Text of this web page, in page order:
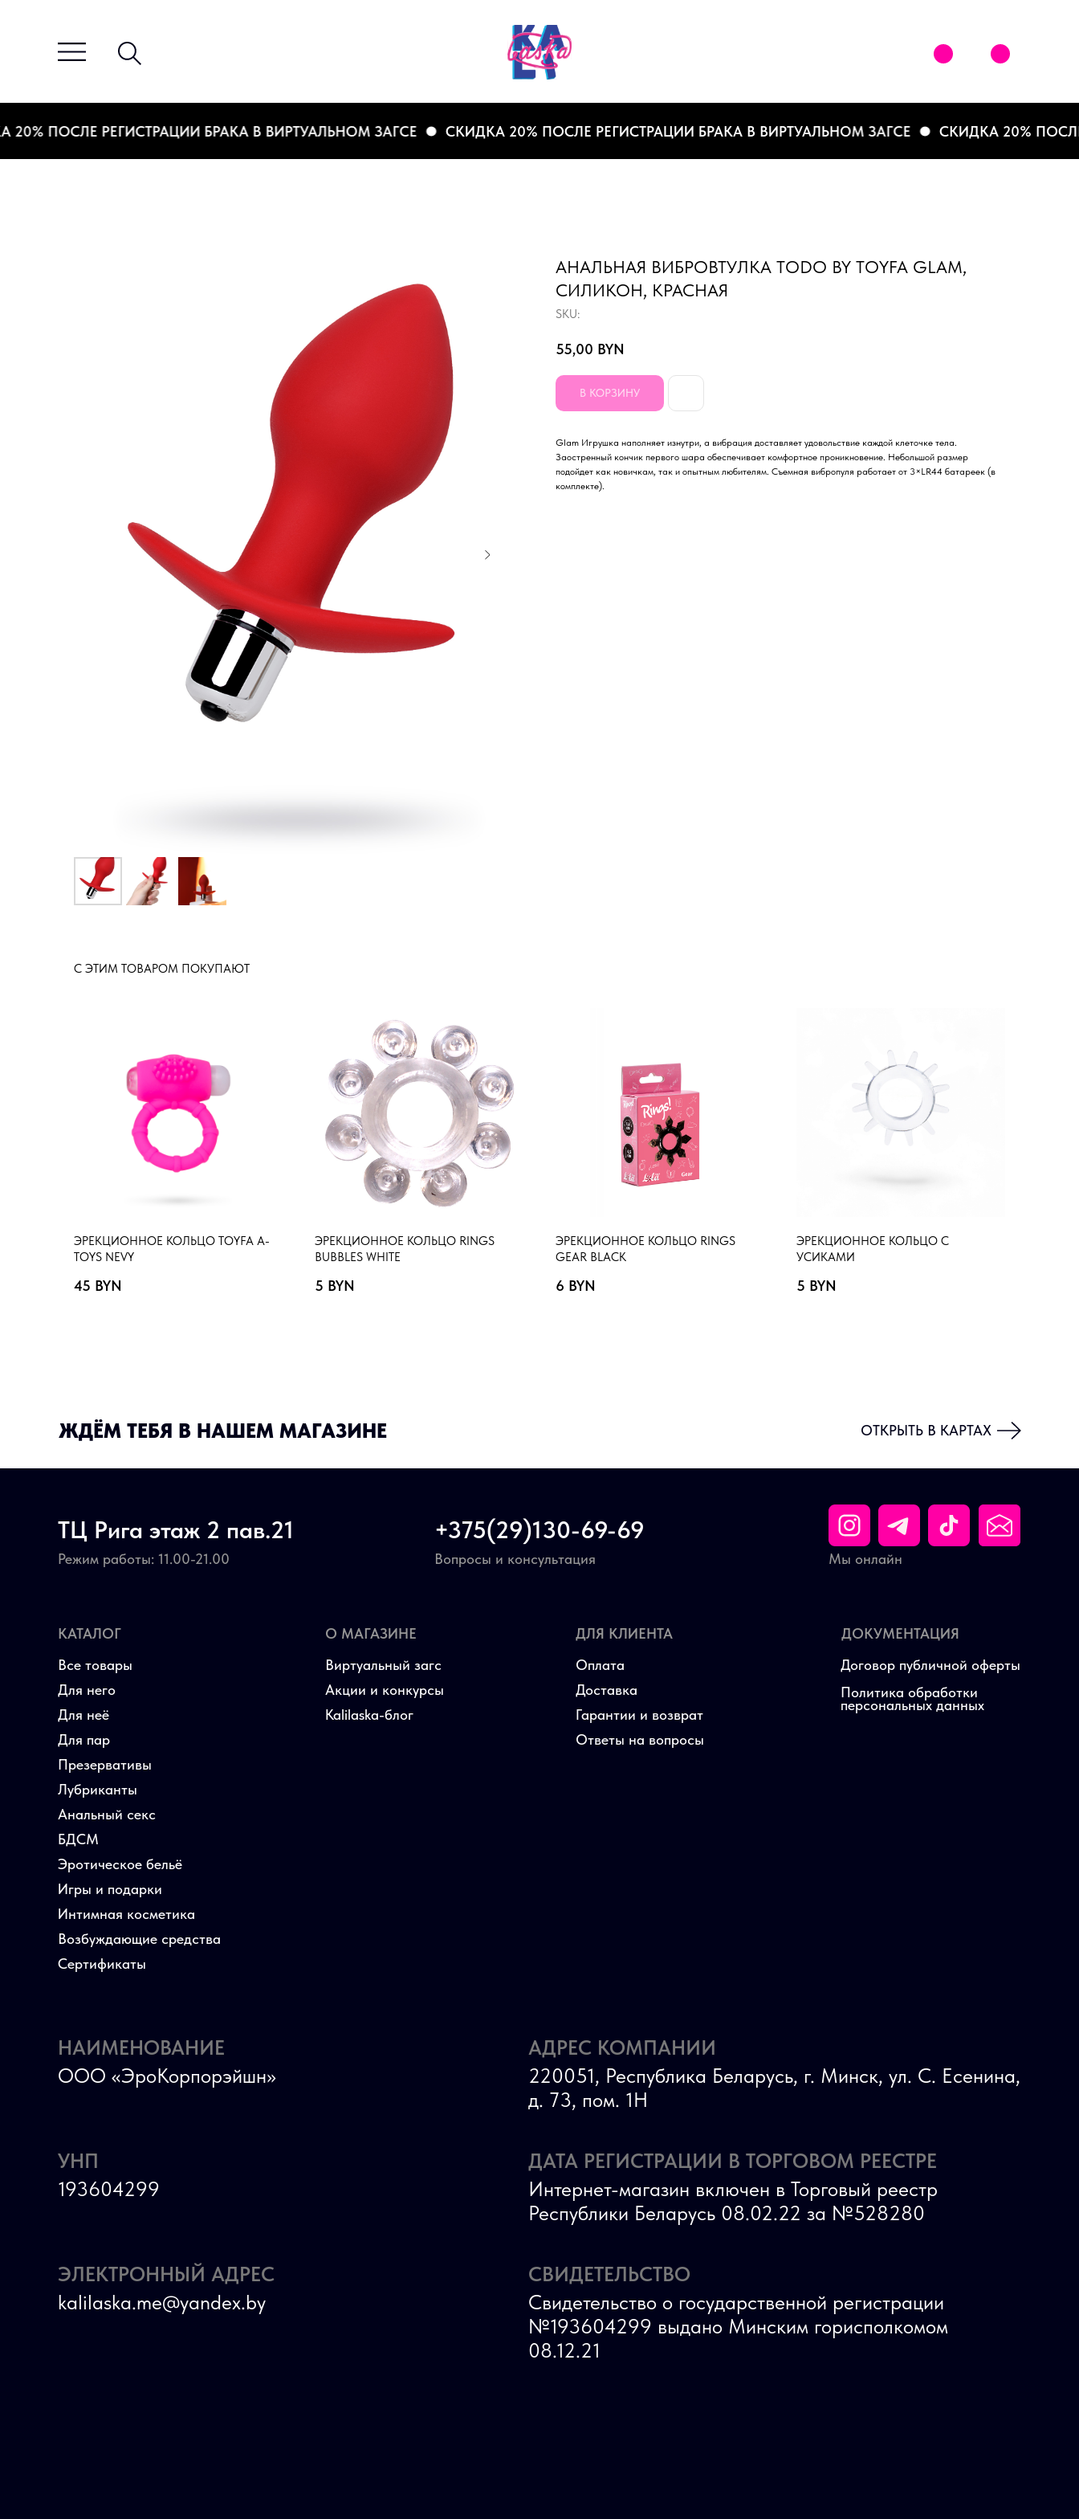
ПОСЛЕ РЕГИСТРАЦИИ БРАКА В ВИРТУАЛЬНОМ ЗАГСЕ СКИДКА 20% ПОСЛЕ РЕГИСТРАЦИИ БРАКА В ВИРТУАЛЬНОМ ЗАГСЕ СКИДКА 20% ПОСЛЕ
АНАЛЬНАЯ ВИБРОВТУЛКА TODO BY TOYFA GLAM,
СИЛИКОН, КРАСНАЯ
SKU:
55,00 BYN
В КОРЗИНУ
Glam Игрушка наполняет изнутри, а вибрация доставляет удовольствие каждой клеточке тела.
Заостренный кончик первого шара обеспечивает комфортное проникновение. Небольшой размер
подойдет как новичкам, так и опытным любителям. Съемная вибропуля работает от 3×LR44 батареек (в
комплекте).
С ЭТИМ ТОВАРОМ ПОКУПАЮТ
ЭРЕКЦИОННОЕ КОЛЬЦО TOYFA A-
TOYS NEVY
45 BYN
ЭРЕКЦИОННОЕ КОЛЬЦО RINGS
BUBBLES WHITE
5 BYN
ЭРЕКЦИОННОЕ КОЛЬЦО RINGS
GEAR BLACK
6 BYN
ЭРЕКЦИОННОЕ КОЛЬЦО С
УСИКАМИ
5 BYN
ЖДЁМ ТЕБЯ В НАШЕМ МАГАЗИНЕ ОТКРЫТЬ В КАРТАХ
Виртуальный загс
Акции и конкурсы
Kalilaska-блог
О МАГАЗИНЕ
Договор публичной оферты
Политика обработки
персональных данных
ДОКУМЕНТАЦИЯ
ТЦ Рига этаж 2 пав.21
Режим работы: 11.00-21.00 Мы онлайн
+375(29)130-69-69
Вопросы и консультация
КАТАЛОГ
Для него
Для неё
Для пар
БДСМ
Эротическое бельё
Игры и подарки
Интимная косметика
Возбуждающие средства
Все товары
Презервативы
Лубриканты
Анальный секс
Сертификаты
Оплата
Гарантии и возврат
Ответы на вопросы
ДЛЯ КЛИЕНТА
Доставка
УНП
193604299
СВИДЕТЕЛЬСТВО
Свидетельство о государственной регистрации
№193604299 выдано Минским горисполкомом
08.12.21
ДАТА РЕГИСТРАЦИИ В ТОРГОВОМ РЕЕСТРЕ
Интернет-магазин включен в Торговый реестр
Республики Беларусь 08.02.22 за №528280
ЭЛЕКТРОННЫЙ АДРЕС
kalilaska.me@yandex.by
АДРЕС КОМПАНИИ
220051, Республика Беларусь, г. Минск, ул. С. Есенина,
д. 73, пом. 1Н
НАИМЕНОВАНИЕ
ООО «ЭроКорпорэйшн»